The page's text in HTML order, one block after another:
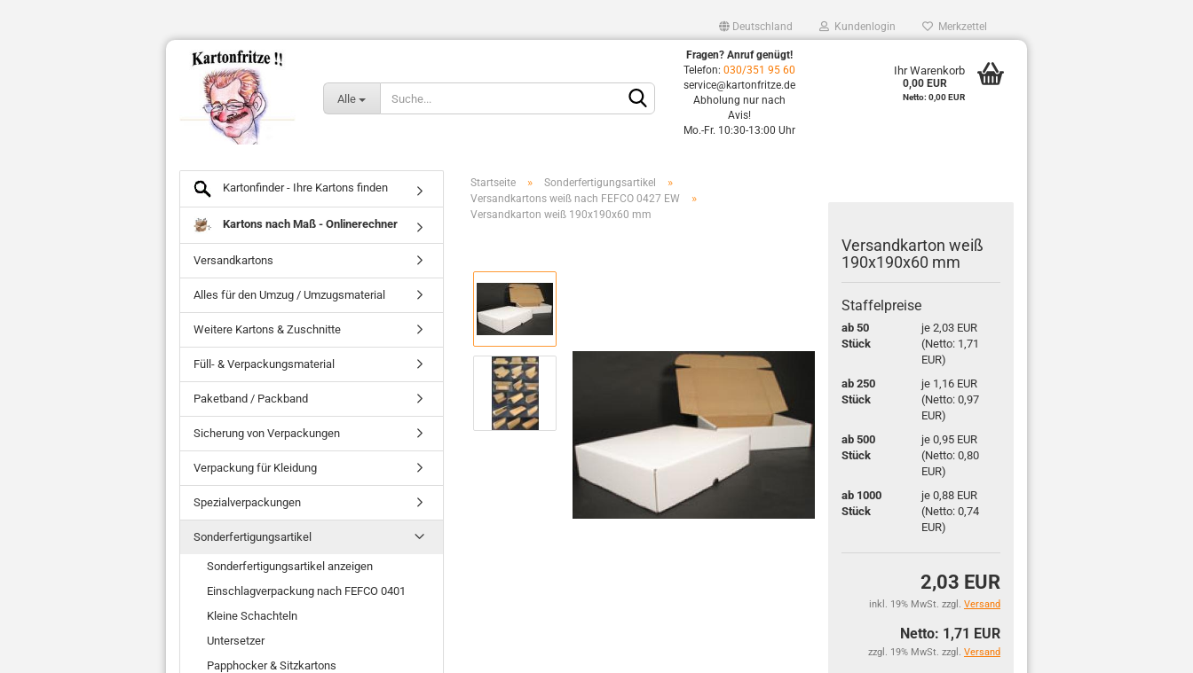
Deutschland Kundenlogin Merkzettel
Alle
Fragen? Anruf genügt!
Telefon:030/351 95 60
service@kartonfritze.de
Abholung nur nach
Avis!
Mo.-Fr. 10:30-13:00 Uhr
Ihr Warenkorb
0,00 EUR
Netto: 0,00 EUR
Startseite » Sonderfertigungsartikel »
Versandkartons weiß nach FEFCO 0427 EW »
Versandkarton weiß 190x190x60 mm
Ver­sand­kar­ton weiß
190x190x60 mm
Staffelpreise
ab 50
Stück
je 2,03 EUR
(Netto: 1,71
EUR)
ab 250
Stück
je 1,16 EUR
(Netto: 0,97
EUR)
ab 500
Stück
je 0,95 EUR
(Netto: 0,80
EUR)
ab 1000
Stück
je 0,88 EUR
(Netto: 0,74
EUR)
2,03 EUR
inkl. 19% MwSt. zzgl. Versand
Netto: 1,71 EUR
zzgl. 19% MwSt. zzgl. Versand
Kartonfinder - Ihre Kartons finden
Kartons nach Maß - Onlinerechner
Versandkartons
Alles für den Umzug / Umzugsmaterial
Weitere Kartons & Zuschnitte
Füll- & Verpackungsmaterial
Paketband / Packband
Sicherung von Verpackungen
Verpackung für Kleidung
Spezialverpackungen
Sonderfertigungsartikel
Sonderfertigungsartikel anzeigen
Einschlagverpackung nach FEFCO 0401
Kleine Schachteln
Untersetzer
Papphocker & Sitzkartons